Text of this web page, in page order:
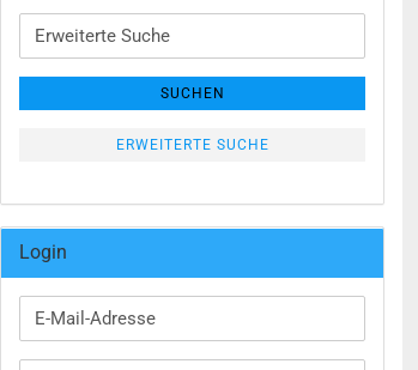
Erweiterte
Suche
SUCHEN
ERWEITERTE SUCHE
Login
E-
Mail-